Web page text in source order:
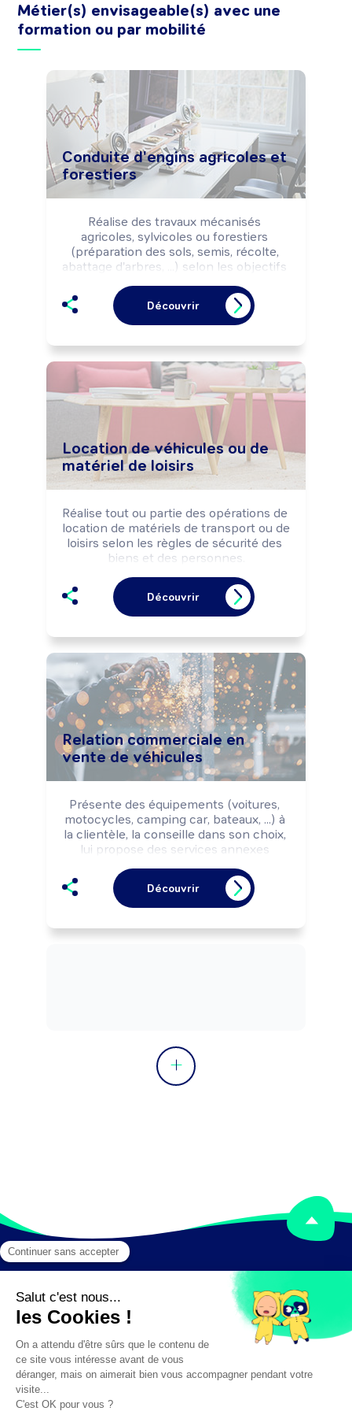
Métier(s) envisageable(s) avec une
formation ou par mobilité
Conduite d'engins agricoles et
forestiers
Réalise des travaux mécanisés
agricoles, sylvicoles ou forestiers
(préparation des sols, semis, récolte,
abattage d'arbres, ...) selon les objectifs
commande du client, les règles
d'hygiène, de sécurité et la
réglementation environnementale.
Découvrir
Location de véhicules ou de
matériel de loisirs
Réalise tout ou partie des opérations de
location de matériels de transport ou de
loisirs selon les règles de sécurité des
biens et des personnes.
Découvrir
Relation commerciale en
vente de véhicules
Présente des équipements (voitures,
motocycles, camping car, bateaux, ...) à
la clientèle, la conseille dans son choix,
lui propose des services annexes
contrat d'entretien,...) et conclut la
vente.
Peut prospecter une clientèle
Peut réaliser l'achat de
Découvrir
Mentions légales